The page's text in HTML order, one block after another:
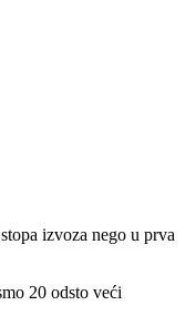
izvoza nego u prva
20 odsto veći